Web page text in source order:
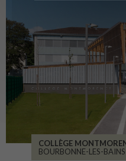
COLLÈGE
BOURBONNE-LES-BAINS